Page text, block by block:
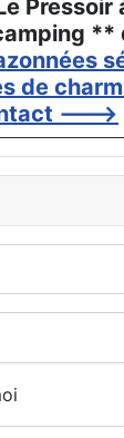
Pressoir
**
de
--->